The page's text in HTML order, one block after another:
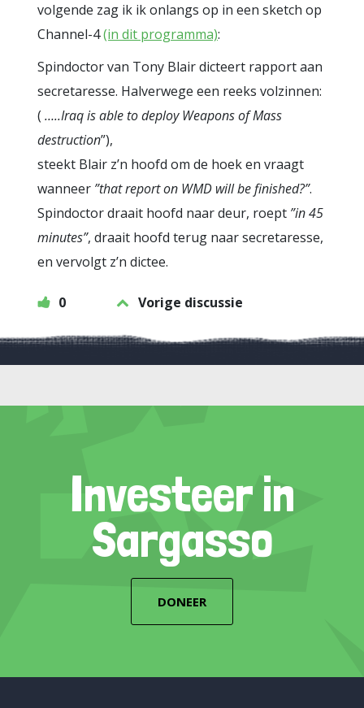
volgende zag ik ik onlangs op in een sketch op
Channel-4(in dit programma):
Spindoctor van Tony Blair dicteert rapport aan
secretaresse. Halverwege een reeks volzinnen:
( …..Iraq is able to deploy Weapons of Mass
destruction”),
steekt Blair z’n hoofd om de hoek en vraagt
wanneer ”that report on WMD will be finished?”.
Spindoctor draait hoofd naar deur, roept ”in 45
minutes”, draait hoofd terug naar secretaresse,
en vervolgt z’n dictee.
0 Vorige discussie
Investeer in
Sargasso
DONEER